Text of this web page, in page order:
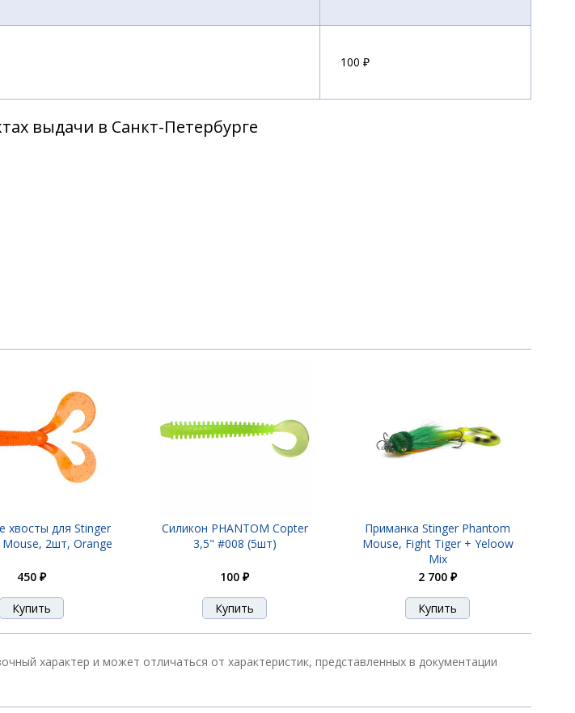
100 ₽
выдачи в Санкт-Петербурге
хвосты для Stinger
2шт, Orange
450 ₽
Силикон PHANTOM Copter
3,5" #008 (5шт)
100 ₽
Приманка Stinger Phantom
Mouse, Fight Tiger + Yeloow
Mix
2 700 ₽
характер и может отличаться от характеристик, представленных в документации